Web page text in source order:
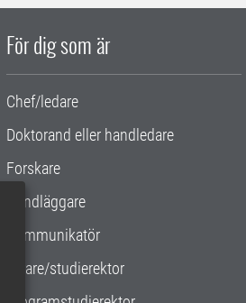
För dig som är
Chef/ledare
Doktorand eller handledare
Forskare
Handläggare
Kommunikatör
Lärare/studierektor